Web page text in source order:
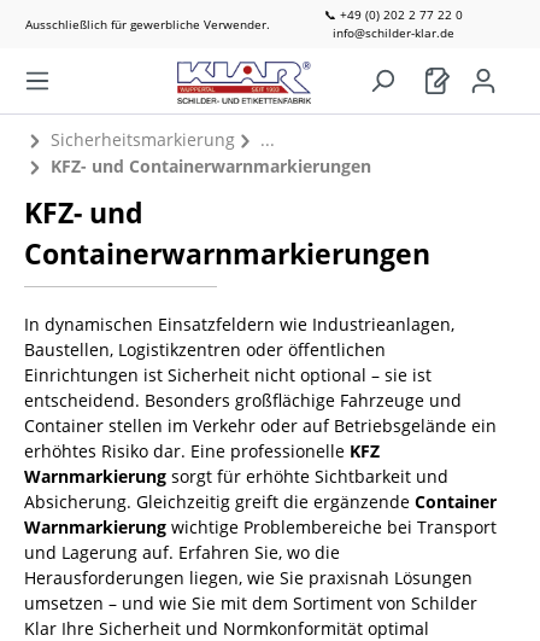
Ausschließlich für gewerbliche Verwender.
📞 +49 (0) 202 2 77 22 0
info@schilder-klar.de
Sicherheitsmarkierung
KFZ- und Containerwarnmarkierungen
KFZ- und
Containerwarnmarkierungen
In dynamischen Einsatzfeldern wie Industrieanlagen,
Baustellen, Logistikzentren oder öffentlichen
Einrichtungen ist Sicherheit nicht optional – sie ist
entscheidend. Besonders großflächige Fahrzeuge und
Container stellen im Verkehr oder auf Betriebsgelände ein
erhöhtes Risiko dar. Eine professionelle KFZ
Warnmarkierung sorgt für erhöhte Sichtbarkeit und
Absicherung. Gleichzeitig greift die ergänzende Container
Warnmarkierung wichtige Problembereiche bei Transport
und Lagerung auf. Erfahren Sie, wo die
Herausforderungen liegen, wie Sie praxisnah Lösungen
umsetzen – und wie Sie mit dem Sortiment von Schilder
Klar Ihre Sicherheit und Normkonformität optimal